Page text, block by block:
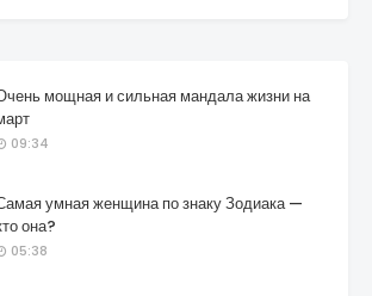
мощная и сильная мандала жизни на
09:34
умная женщина по знаку Зодиака —
она?
05:38